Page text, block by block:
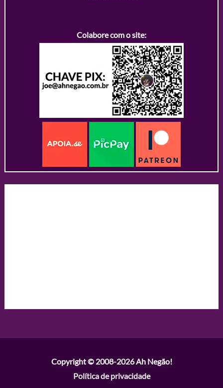
Colabore com o site:
Copyright © 2008-2026Ah Negão!
Política de privacidade